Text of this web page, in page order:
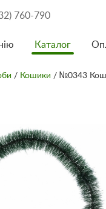
760-790
Каталог
/ Кошики / №0343